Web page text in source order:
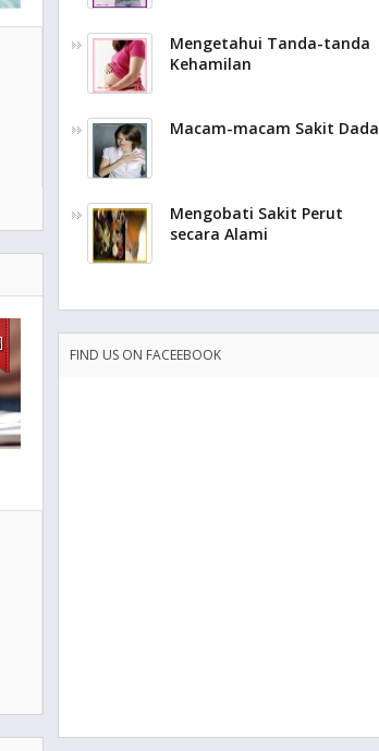
Mengetahui Tanda-tanda
Kehamilan
Macam-macam Sakit Dada
Mengobati Sakit Perut
secara Alami
FIND US ON FACEEBOOK